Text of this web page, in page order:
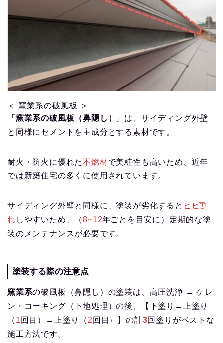
＜ 窯業系の破風板 ＞
「窯業系の破風板（鼻隠し）
」は、サイディング外壁
と同様にセメントを主成分とする素材です。
耐火・防火に優れた不燃材で美粧性も高いため、近年
では新築住宅の多くに使用されています。
サイディング外壁と同様に、塗装が劣化すると ヒビ割
れ しやすいため、（8~12年ごとを目安に）定期的な塗
装のメンテナンスが必要です。
塗装する際の注意点
窯業系の破風板（鼻隠し）の塗装は、高圧洗浄 → ケレ
ン・コーキング（下地処理）の後、【 下塗り →上塗り
（ 1 回目）→上塗り（ 2 回目）】の計3回塗りがベストな
施工方法です。